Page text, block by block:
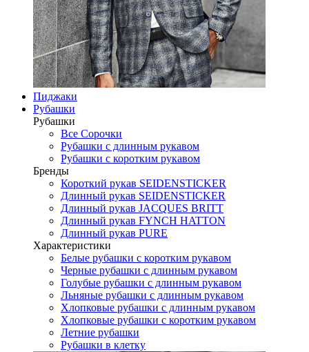
Пиджаки
Рубашки
Рубашки
Все Сорочки
Рубашки с длинным рукавом
Рубашки с коротким рукавом
Бренды
Короткий рукав SEIDENSTICKER
Длинный рукав SEIDENSTICKER
Длинный рукав JAСQUES BRITT
Длинный рукав FYNCH HATTON
Длинный рукав PURE
Характеристики
Белые рубашки с коротким рукавом
Черные рубашки с длинным рукавом
Голубые рубашки с длинным рукавом
Льняные рубашки с длинным рукавом
Хлопковые рубашки с длинным рукавом
Хлопковые рубашки с коротким рукавом
Летние рубашки
Рубашки в клетку